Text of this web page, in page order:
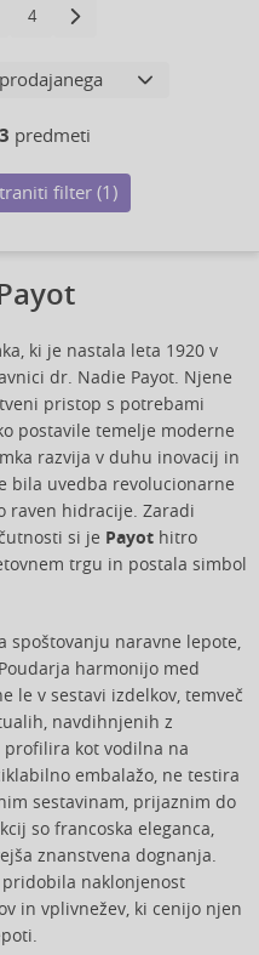
4
predmeti
filter (1)
ki je nastala leta 1920 v
dr. Nadie Payot. Njene
pristop s potrebami
postavile temelje moderne
razvija v duhu inovacij in
bila uvedba revolucionarne
raven hidracije. Zaradi
si je Payot hitro
trgu in postala simbol
spoštovanju naravne lepote,
harmonijo med
le v sestavi izdelkov, temveč
navdihnjenih z
profilira kot vodilna na
embalažo, ne testira
sestavinam, prijaznim do
so francoska eleganca,
znanstvena dognanja.
pridobila naklonjenost
in vplivnežev, ki cenijo njen